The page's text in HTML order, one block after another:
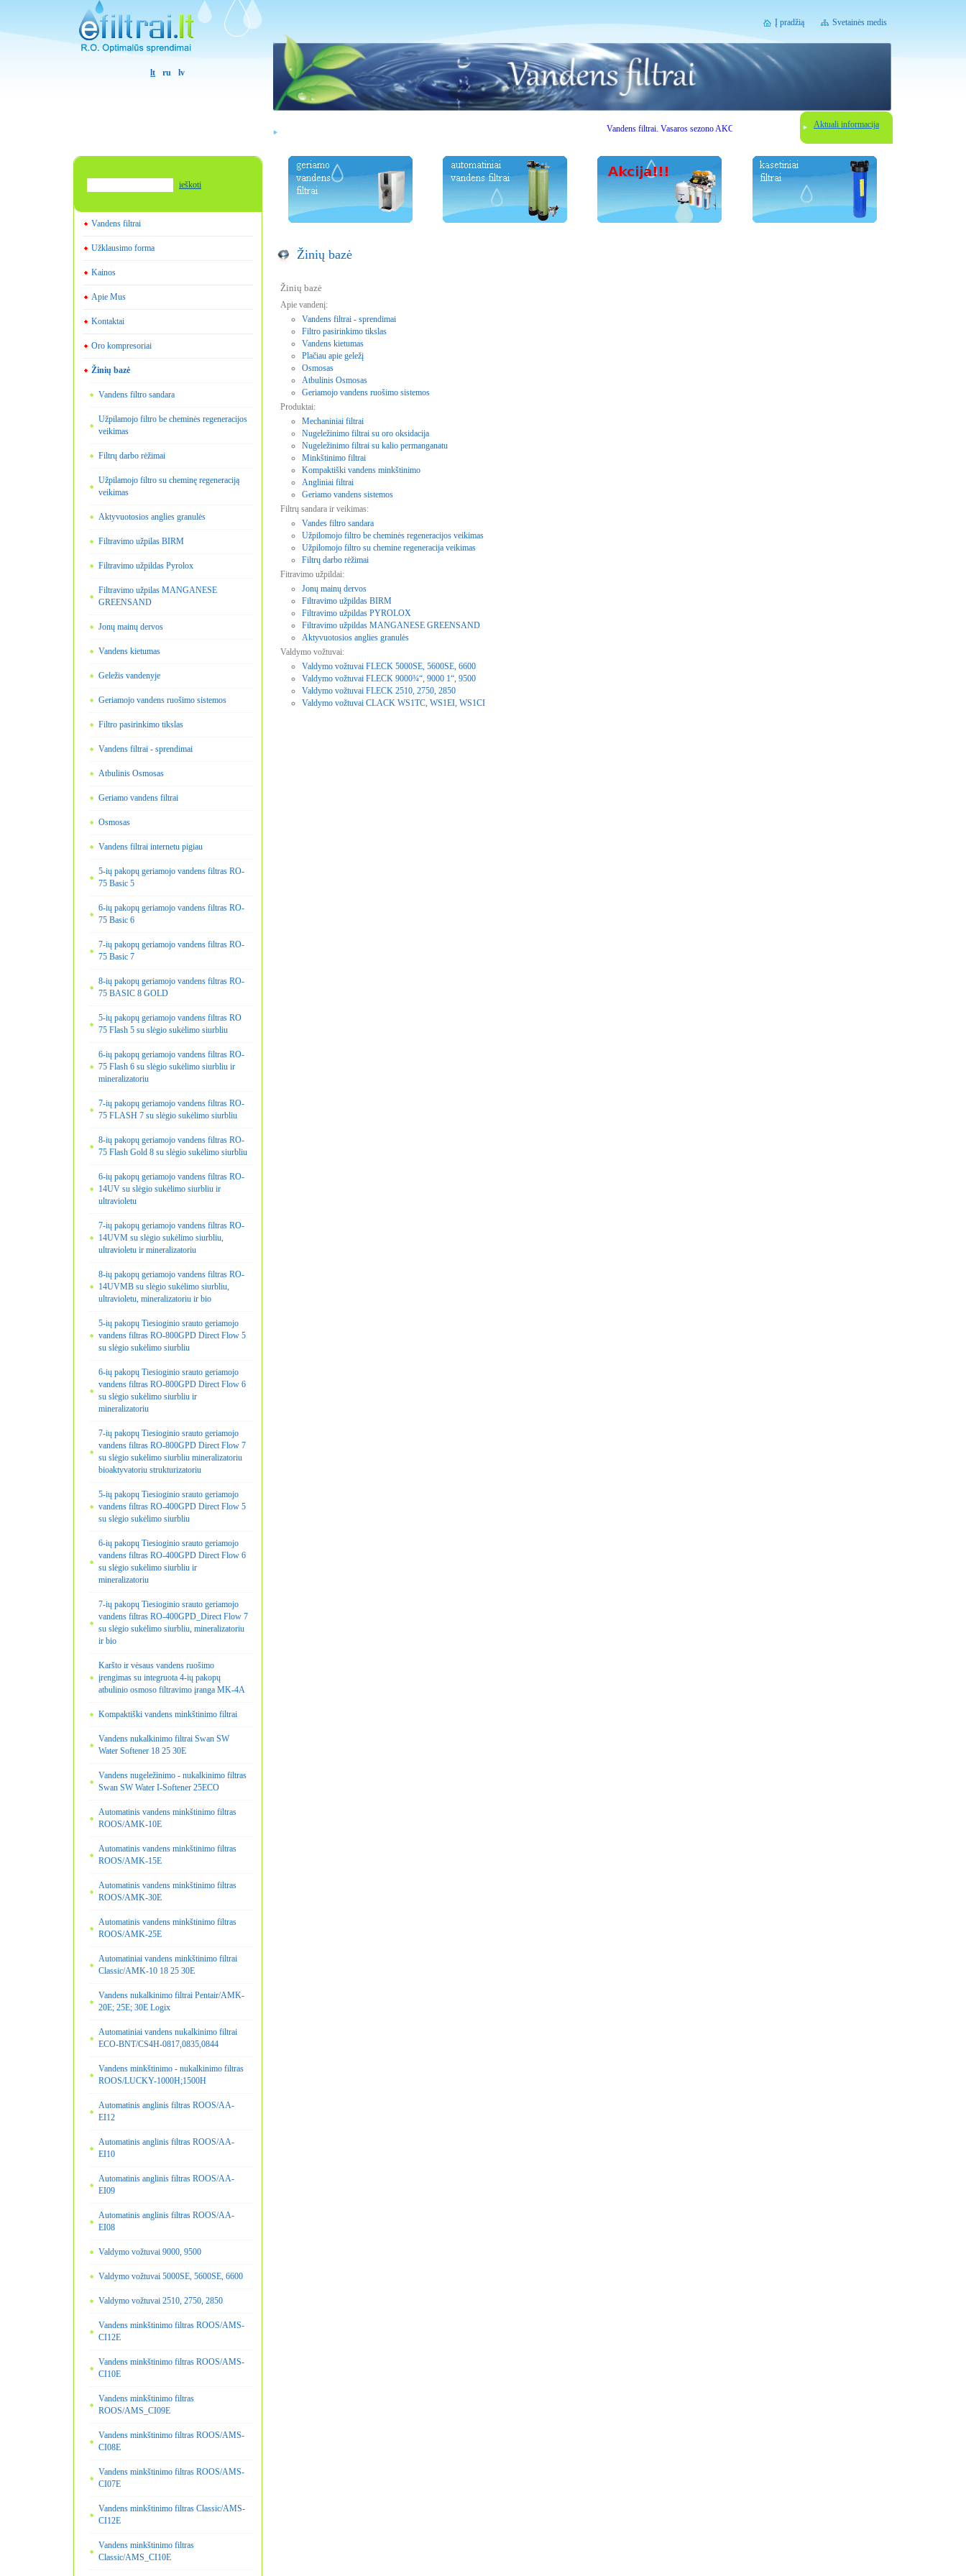
lt ru lv
Svetainės medis
Į pradžią
Vandens filtrai. Vasaros sezono AKCIJOS. Gerbiami lankytojai, prieš užsisakydami vandens filtravimo
Aktuali informacija
ieškoti
Vandens filtrai
Užklausimo forma
Kainos
Apie Mus
Kontaktai
Oro kompresoriai
Žinių bazė
Vandens filtro sandara
Užpilamojo filtro be cheminės regeneracijos
veikimas
Filtrų darbo rėžimai
Užpilamojo filtro su cheminę regeneraciją
veikimas
Aktyvuotosios anglies granulės
Filtravimo užpilas BIRM
Filtravimo užpildas Pyrolox
Filtravimo užpilas MANGANESE
GREENSAND
Jonų mainų dervos
Vandens kietumas
Geležis vandenyje
Geriamojo vandens ruošimo sistemos
Filtro pasirinkimo tikslas
Vandens filtrai - sprendimai
Atbulinis Osmosas
Geriamo vandens filtrai
Osmosas
Vandens filtrai internetu pigiau
5-ių pakopų geriamojo vandens filtras RO-
75 Basic 5
6-ių pakopų geriamojo vandens filtras RO-
75 Basic 6
7-ių pakopų geriamojo vandens filtras RO-
75 Basic 7
8-ių pakopų geriamojo vandens filtras RO-
75 BASIC 8 GOLD
5-ių pakopų geriamojo vandens filtras RO
75 Flash 5 su slėgio sukėlimo siurbliu
6-ių pakopų geriamojo vandens filtras RO-
75 Flash 6 su slėgio sukėlimo siurbliu ir
mineralizatoriu
7-ių pakopų geriamojo vandens filtras RO-
75 FLASH 7 su slėgio sukėlimo siurbliu
8-ių pakopų geriamojo vandens filtras RO-
75 Flash Gold 8 su slėgio sukėlimo siurbliu
6-ių pakopų geriamojo vandens filtras RO-
14UV su slėgio sukėlimo siurbliu ir
ultravioletu
7-ių pakopų geriamojo vandens filtras RO-
14UVM su slėgio sukėlimo siurbliu,
ultravioletu ir mineralizatoriu
8-ių pakopų geriamojo vandens filtras RO-
14UVMB su slėgio sukėlimo siurbliu,
ultravioletu, mineralizatoriu ir bio
5-ių pakopų Tiesioginio srauto geriamojo
vandens filtras RO-800GPD Direct Flow 5
su slėgio sukėlimo siurbliu
6-ių pakopų Tiesioginio srauto geriamojo
vandens filtras RO-800GPD Direct Flow 6
su slėgio sukėlimo siurbliu ir
mineralizatoriu
7-ių pakopų Tiesioginio srauto geriamojo
vandens filtras RO-800GPD Direct Flow 7
su slėgio sukėlimo siurbliu mineralizatoriu
bioaktyvatoriu strukturizatoriu
5-ių pakopų Tiesioginio srauto geriamojo
vandens filtras RO-400GPD Direct Flow 5
su slėgio sukėlimo siurbliu
6-ių pakopų Tiesioginio srauto geriamojo
vandens filtras RO-400GPD Direct Flow 6
su slėgio sukėlimo siurbliu ir
mineralizatoriu
7-ių pakopų Tiesioginio srauto geriamojo
vandens filtras RO-400GPD_Direct Flow 7
su slėgio sukėlimo siurbliu, mineralizatoriu
ir bio
Karšto ir vėsaus vandens ruošimo
įrengimas su integruota 4-ių pakopų
atbulinio osmoso filtravimo įranga MK-4A
Kompaktiški vandens minkštinimo filtrai
Vandens nukalkinimo filtrai Swan SW
Water Softener 18 25 30E
Vandens nugeležinimo - nukalkinimo filtras
Swan SW Water I-Softener 25ECO
Automatinis vandens minkštinimo filtras
ROOS/AMK-10E
Automatinis vandens minkštinimo filtras
ROOS/AMK-15E
Automatinis vandens minkštinimo filtras
ROOS/AMK-30E
Automatinis vandens minkštinimo filtras
ROOS/AMK-25E
Automatiniai vandens minkštinimo filtrai
Classic/AMK-10 18 25 30E
Vandens nukalkinimo filtrai Pentair/AMK-
20E; 25E; 30E Logix
Automatiniai vandens nukalkinimo filtrai
ECO-BNT/CS4H-0817,0835,0844
Vandens minkštinimo - nukalkinimo filtras
ROOS/LUCKY-1000H;1500H
Automatinis anglinis filtras ROOS/AA-
EI12
Automatinis anglinis filtras ROOS/AA-
EI10
Automatinis anglinis filtras ROOS/AA-
EI09
Automatinis anglinis filtras ROOS/AA-
EI08
Valdymo vožtuvai 9000, 9500
Valdymo vožtuvai 5000SE, 5600SE, 6600
Valdymo vožtuvai 2510, 2750, 2850
Vandens minkštinimo filtras ROOS/AMS-
CI12E
Vandens minkštinimo filtras ROOS/AMS-
CI10E
Vandens minkštinimo filtras
ROOS/AMS_CI09E
Vandens minkštinimo filtras ROOS/AMS-
CI08E
Vandens minkštinimo filtras ROOS/AMS-
CI07E
Vandens minkštinimo filtras Classic/AMS-
CI12E
Vandens minkštinimo filtras
Classic/AMS_CI10E
Žinių bazė
Žinių bazė
Apie vandenį:
Vandens filtrai - sprendimai
Filtro pasirinkimo tikslas
Vandens kietumas
Plačiau apie geležį
Osmosas
Atbulinis Osmosas
Geriamojo vandens ruošimo sistemos
Produktai:
Mechaniniai filtrai
Nugeležinimo filtrai su oro oksidacija
Nugeležinimo filtrai su kalio permanganatu
Minkštinimo filtrai
Kompaktiški vandens minkštinimo
Angliniai filtrai
Geriamo vandens sistemos
Filtrų sandara ir veikimas:
Vandes filtro sandara
Užpilomojo filtro be cheminės regeneracijos veikimas
Užpilomojo filtro su chemine regeneracija veikimas
Filtrų darbo rėžimai
Fitravimo užpildai:
Jonų mainų dervos
Filtravimo užpildas BIRM
Filtravimo užpildas PYROLOX
Filtravimo užpildas MANGANESE GREENSAND
Aktyvuotosios anglies granulės
Valdymo vožtuvai:
Valdymo vožtuvai FLECK 5000SE, 5600SE, 6600
Valdymo vožtuvai FLECK 9000¾“, 9000 1“, 9500
Valdymo vožtuvai FLECK 2510, 2750, 2850
Valdymo vožtuvai CLACK WS1TC, WS1EI, WS1CI